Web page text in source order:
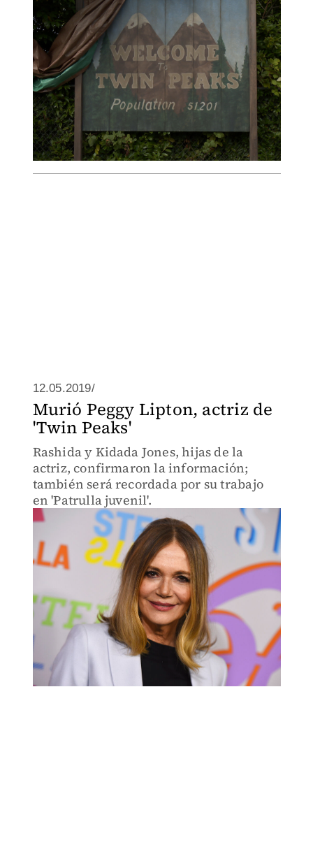
12.05.2019/
Murió Peggy Lipton, actriz de
'Twin Peaks'
Rashida y Kidada Jones, hijas de la
actriz, confirmaron la información;
también será recordada por su trabajo
en 'Patrulla juvenil'.